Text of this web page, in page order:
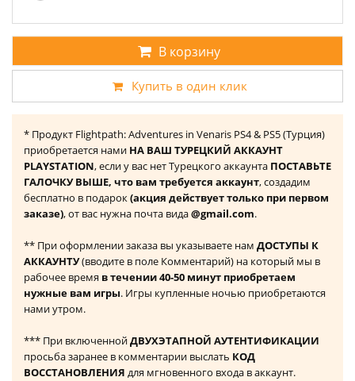
В корзину
Купить в один клик
* Продукт Flightpath: Adventures in Venaris PS4 & PS5 (Турция)
приобретается нами НА ВАШ ТУРЕЦКИЙ АККАУНТ
PLAYSTATION, если у вас нет Турецкого аккаунта ПОСТАВЬТЕ
ГАЛОЧКУ ВЫШЕ, что вам требуется аккаунт, создадим
бесплатно в подарок(акция действует только при первом
заказе), от вас нужна почта вида@gmail.com.
** При оформлении заказа вы указываете нам ДОСТУПЫ К
АККАУНТУ(вводите в поле Комментарий) на который мы в
рабочее время в течении 40-50 минут приобретаем
нужные вам игры. Игры купленные ночью приобретаются
нами утром.
*** При включеннойДВУХЭТАПНОЙ АУТЕНТИФИКАЦИИ
просьба заранее в комментарии выслать КОД
ВОССТАНОВЛЕНИЯ для мгновенного входа в аккаунт.